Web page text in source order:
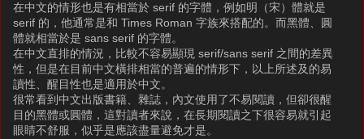
在中文的情形也是有相當於 serif 的字體，例如明（宋）體就是
serif 的，他通常是和 Times Roman 字族來搭配的。而黑體、圓
體就相當於是 sans serif 的字體。
在中文直排的情況，比較不容易顯現 serif/sans serif 之間的差異
性，但是在目前中文橫排相當的普遍的情形下，以上所述及的易
讀性、醒目性也是適用於中文。
很常看到中文出版書籍、雜誌，內文使用了不易閱讀，但卻很醒
目的黑體或圓體，這對讀者來說，在長期閱讀之下很容易就引起
眼睛不舒服，似乎是應該盡量避免才是。